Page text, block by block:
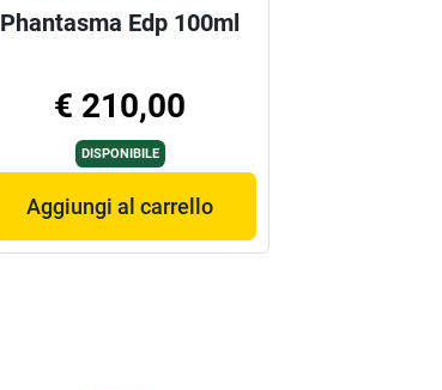
Phantasma Edp 100ml
€ 210,00
DISPONIBILE
Aggiungi al carrello